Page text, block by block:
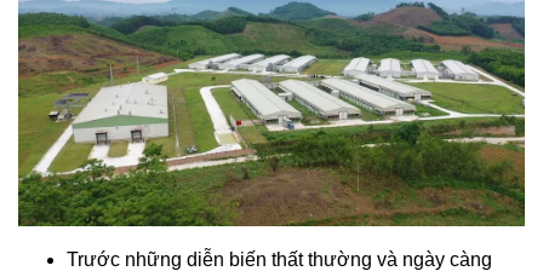
Trước những diễn biến thất thường và ngày càng